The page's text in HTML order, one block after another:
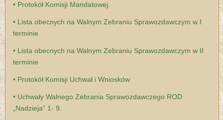
• Protokół Komisji Mandatowej.
• Lista obecnych na Walnym Zebraniu Sprawozdawczym w I
terminie
• Lista obecnych na Walnym Zebraniu Sprawozdawczym w II
terminie
• Protokół Komisji Uchwał i Wniosków
• Uchwały Walnego Zebrania Sprawozdawczego ROD
„Nadzieja” 1- 9.